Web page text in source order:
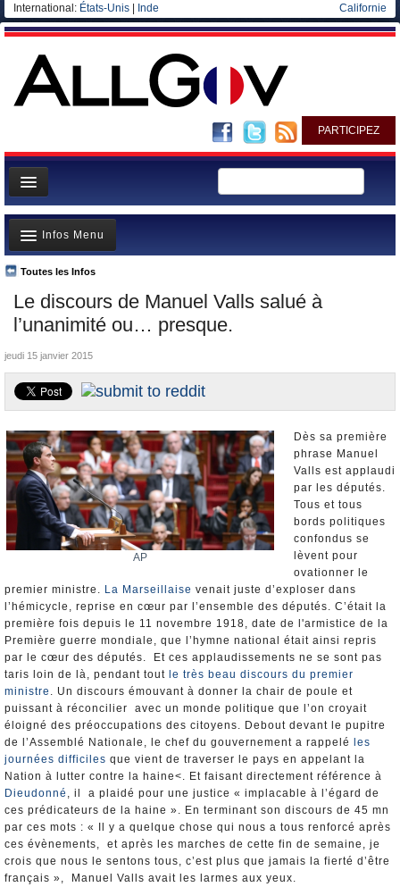
International: États-Unis Inde Californie
PARTICIPEZ
Page d'accueil
Infos
Gouvernement
Ministères/Directions
Blog
Elections européennes
Le discours de Manuel Valls salué à
l’unanimité ou… presque.
Toutes les Infos
Infos Menu
A la Une
Polémiques
La France et le Monde
Nominations et Démissions
Elections européennes
Infos insolites
jeudi 15 janvier 2015
AP
Dès sa première
phrase Manuel
Valls est applaudi
par les députés.
Tous et tous
bords politiques
confondus se
lèvent pour
ovationner le
premier ministre. La Marseillaise venait juste d’exploser dans
l’hémicycle, reprise en cœur par l’ensemble des députés. C’était la
première fois depuis le 11 novembre 1918, date de l'armistice de la
Première guerre mondiale, que l’hymne national était ainsi repris
par le cœur des députés. Et ces applaudissements ne se sont pas
taris loin de là, pendant tout le très beau discours du premier
ministre . Un discours émouvant à donner la chair de poule et
puissant à réconcilier avec un monde politique que l’on croyait
éloigné des préoccupations des citoyens. Debout devant le pupitre
de l’Assemblé Nationale, le chef du gouvernement a rappelé
les
journées difficiles que vient de traverser le pays en appelant la
Nation à lutter contre la haine<. Et faisant directement référence à
Dieudonné , il a plaidé pour une justice « implacable à l’égard de
ces prédicateurs de la haine ». En terminant son discours de 45 mn
par ces mots : « Il y a quelque chose qui nous a tous renforcé après
ces évènements, et après les marches de cette fin de semaine, je
crois que nous le sentons tous, c’est plus que jamais la fierté d’être
français », Manuel Valls avait les larmes aux yeux.